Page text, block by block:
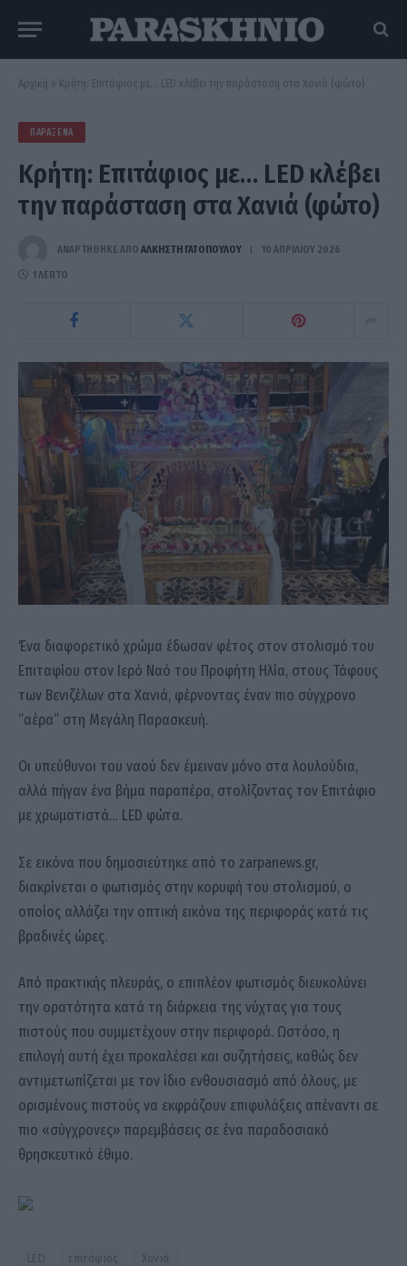
Αρχική » Κρήτη: Επιτάφιος με… LED κλέβει την παράσταση στα Χανιά (φώτο)
ΠΑΡΆΞΕΝΑ
Κρήτη: Επιτάφιος με… LED κλέβει
την παράσταση στα Χανιά (φώτο)
ΑΝΑΡΤΗΘΗΚΕ ΑΠΟ ΆΛΚΗΣΤΗ ΓΑΤΟΠΟΎΛΟΥ 10 ΑΠΡΙΛΊΟΥ 2026
1 ΛΕΠΤΌ
Ένα διαφορετικό χρώμα έδωσαν φέτος στον στολισμό του
Επιταφίου στον Ιερό Ναό του Προφήτη Ηλία, στους Τάφους
των Βενιζέλων στα Χανιά, φέρνοντας έναν πιο σύγχρονο
“αέρα” στη Μεγάλη Παρασκευή.
Οι υπεύθυνοι του ναού δεν έμειναν μόνο στα λουλούδια,
αλλά πήγαν ένα βήμα παραπέρα, στολίζοντας τον Επιτάφιο
με χρωματιστά… LED φώτα.
Σε εικόνα που δημοσιεύτηκε από το zarpanews.gr,
διακρίνεται ο φωτισμός στην κορυφή του στολισμού, ο
οποίος αλλάζει την οπτική εικόνα της περιφοράς κατά τις
βραδινές ώρες.
Από πρακτικής πλευράς, ο επιπλέον φωτισμός διευκολύνει
την ορατότητα κατά τη διάρκεια της νύχτας για τους
πιστούς που συμμετέχουν στην περιφορά. Ωστόσο, η
επιλογή αυτή έχει προκαλέσει και συζητήσεις, καθώς δεν
αντιμετωπίζεται με τον ίδιο ενθουσιασμό από όλους, με
ορισμένους πιστούς να εκφράζουν επιφυλάξεις απέναντι σε
πιο «σύγχρονες» παρεμβάσεις σε ένα παραδοσιακό
θρησκευτικό έθιμο.
LED επιτάφιος Χανιά